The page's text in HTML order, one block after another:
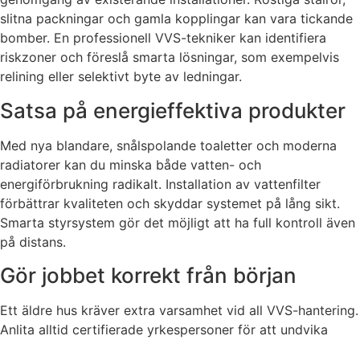
slitna packningar och gamla kopplingar kan vara tickande
bomber. En professionell VVS-tekniker kan identifiera
riskzoner och föreslå smarta lösningar, som exempelvis
relining eller selektivt byte av ledningar.
Satsa på energieffektiva produkter
Med nya blandare, snålspolande toaletter och moderna
radiatorer kan du minska både vatten- och
energiförbrukning radikalt. Installation av vattenfilter
förbättrar kvaliteten och skyddar systemet på lång sikt.
Smarta styrsystem gör det möjligt att ha full kontroll även
på distans.
Gör jobbet korrekt från början
Ett äldre hus kräver extra varsamhet vid all VVS-hantering.
Anlita alltid certifierade yrkespersoner för att undvika